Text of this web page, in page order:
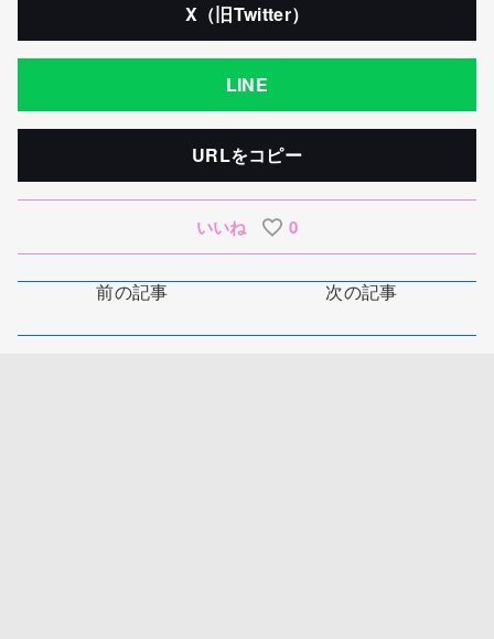
X（旧Twitter）
LINE
URLをコピー
いいね 0
前の記事 次の記事